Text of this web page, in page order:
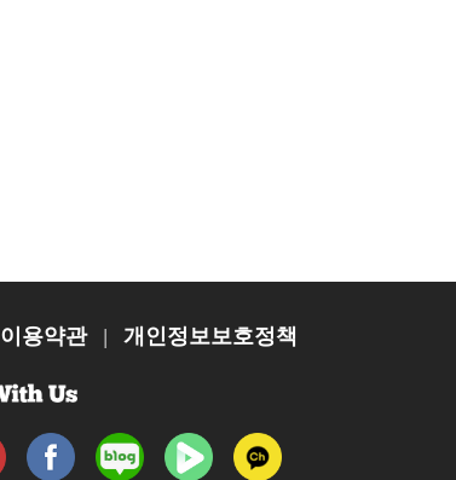
이용약관 개인정보보호정책